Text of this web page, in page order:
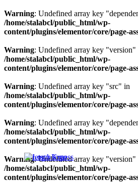
Warning: Undefined array key
/home/stalabcl/public_html/wp-
content/plugins/elementor/core/page-
Warning: Undefined array key "version"
/home/stalabcl/public_html/wp-
content/plugins/elementor/core/page-
Warning: Undefined array key "src" in
/home/stalabcl/public_html/wp-
content/plugins/elementor/core/page-
Warning: Undefined array key
/home/stalabcl/public_html/wp-
content/plugins/elementor/core/page-
Warning: Undefined array key "version"
/home/stalabcl/public_html/wp-
content/plugins/elementor/core/page-